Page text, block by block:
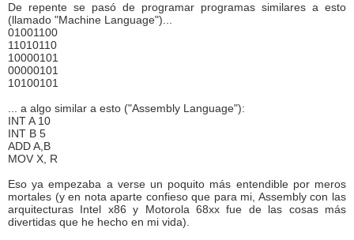
De repente se pasó de programar programas similares a esto
(llamado "Machine Language")...
01001100
11010110
10000101
00000101
10100101
... a algo similar a esto ("Assembly Language"):
INT A 10
INT B 5
ADD A,B
MOV X, R
Eso ya empezaba a verse un poquito más entendible por meros
mortales (y en nota aparte confieso que para mi, Assembly con las
arquitecturas Intel x86 y Motorola 68xx fue de las cosas más
divertidas que he hecho en mi vida).